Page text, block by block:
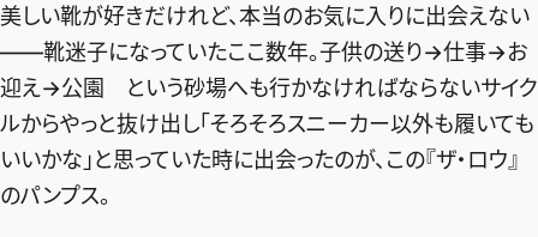
カルチャー
50代のお悩み
チームJマダム特集
イヴルルド遙華の12星座占い
スペシャル占い
試し読み
エクラ通販
エクラプレミアムNEWS
from編集部
美しい靴が好きだけれど、本当のお気に入りに出会えない
――靴迷子になっていたここ数年。子供の送り→仕事→お
迎え→公園 という砂場へも行かなければならないサイク
ルからやっと抜け出し「そろそろスニーカー以外も履いても
いいかな」と思っていた時に出会ったのが、この『ザ・ロウ』
のパンプス。